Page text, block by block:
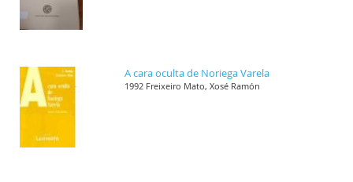
A cara oculta de Noriega Varela
1992 Freixeiro Mato, Xosé Ramón